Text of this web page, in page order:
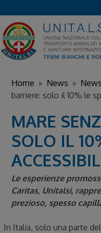
to
content
Home » News »
barriere: solo il 10% le
MARE
SOLO IL
Le esperienze
Caritas, Unitalsi,
prezioso, spesso
In Italia, solo una parte